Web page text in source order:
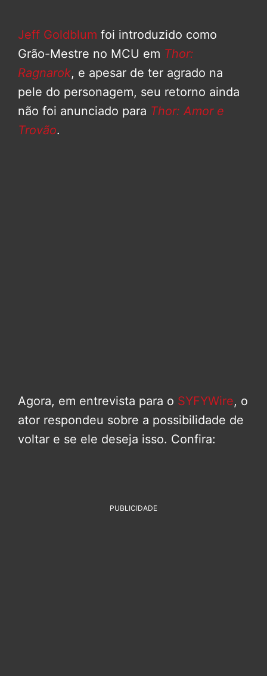
Jeff Goldblum foi introduzido como
Grão-Mestre no MCU em Thor:
Ragnarok, e apesar de ter agrado na
pele do personagem, seu retorno ainda
não foi anunciado para Thor: Amor e
Trovão.
Agora, em entrevista para o SYFYWire, o
ator respondeu sobre a possibilidade de
voltar e se ele deseja isso. Confira:
PUBLICIDADE